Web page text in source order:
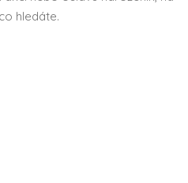
hledáte.